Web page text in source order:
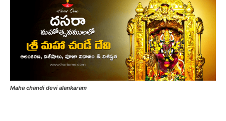
Maha chandi devi alankaram